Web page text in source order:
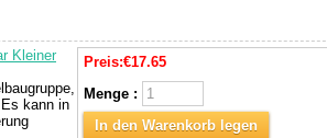
Kleiner
kann in
Preis:€17.65
Menge :
In den Warenkorb legen